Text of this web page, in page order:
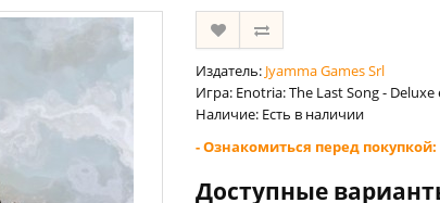
Издатель: Jyamma Games Srl
Игра: Enotria: The Last Song -
Наличие: Есть в наличии
- Ознакомиться перед
Доступные